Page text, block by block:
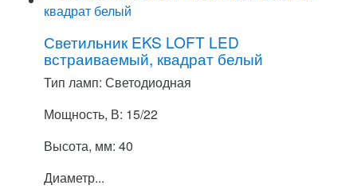
Светильник EKS LOFT LED
встраиваемый, квадрат белый
Тип ламп: Светодиодная
Мощность, В: 15/22
Высота, мм: 40
Диаметр...